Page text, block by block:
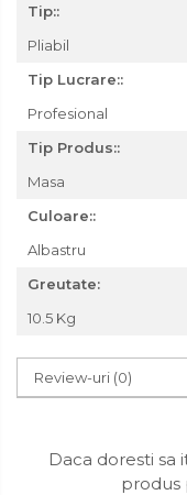
Tip::
Pliabil
Tip Lucrare::
Profesional
Tip Produs::
Masa
Culoare::
Albastru
Greutate:
10.5 Kg
Review-uri (0)
Daca doresti sa
produs